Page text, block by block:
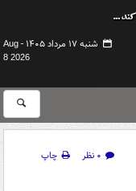
شنبه ۱۷ مرداد ۱۴۰۵ -
Aug
8 2026
۰ نظر
چاپ